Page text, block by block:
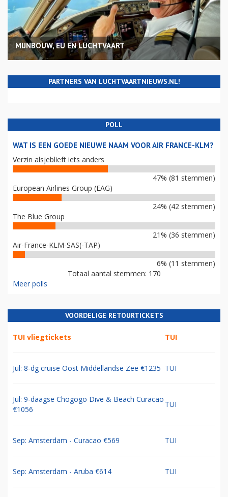
MIJNBOUW, EU EN LUCHTVAART
PARTNERS VAN LUCHTVAARTNIEUWS.NL!
POLL
WAT IS EEN GOEDE NIEUWE NAAM VOOR AIR FRANCE-KLM?
Verzin alsjeblieft iets anders
47% (81 stemmen)
European Airlines Group (EAG)
24% (42 stemmen)
The Blue Group
21% (36 stemmen)
Air-France-KLM-SAS(-TAP)
6% (11 stemmen)
Totaal aantal stemmen: 170
Meer polls
VOORDELIGE RETOURTICKETS
TUI vliegtickets TUI
Jul: 8-dg cruise Oost Middellandse Zee €1235 TUI
Jul: 9-daagse Chogogo Dive & Beach Curacao
€1056
TUI
Sep: Amsterdam - Curacao €569 TUI
Sep: Amsterdam - Aruba €614 TUI